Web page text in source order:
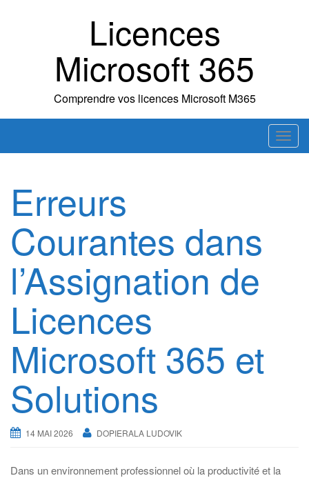
Licences
Microsoft 365
Comprendre vos licences Microsoft M365
T
o
Erreurs
Courantes dans
l’Assignation de
Licences
Microsoft 365 et
Solutions
14 MAI 2026 DOPIERALA LUDOVIK
Dans un environnement professionnel où la productivité et la